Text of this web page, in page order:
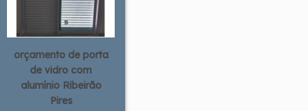
orçamento de porta
de vidro com
alumínio Ribeirão
Pires